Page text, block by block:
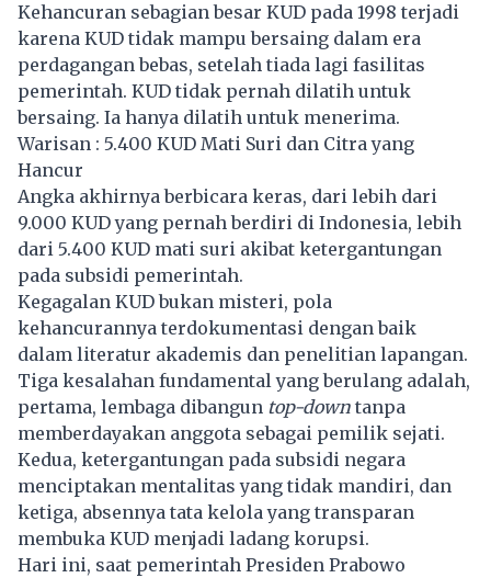
Kehancuran sebagian besar KUD pada 1998 terjadi
karena KUD tidak mampu bersaing dalam era
perdagangan bebas, setelah tiada lagi fasilitas
pemerintah. KUD tidak pernah dilatih untuk
bersaing. Ia hanya dilatih untuk menerima.
Warisan : 5.400 KUD Mati Suri dan Citra yang
Hancur
Angka akhirnya berbicara keras, dari lebih dari
9.000 KUD yang pernah berdiri di Indonesia, lebih
dari 5.400 KUD mati suri akibat ketergantungan
pada subsidi pemerintah.
Kegagalan KUD bukan misteri, pola
kehancurannya terdokumentasi dengan baik
dalam literatur akademis dan penelitian lapangan.
Tiga kesalahan fundamental yang berulang adalah,
pertama, lembaga dibangun top-down tanpa
memberdayakan anggota sebagai pemilik sejati.
Kedua, ketergantungan pada subsidi negara
menciptakan mentalitas yang tidak mandiri, dan
ketiga, absennya tata kelola yang transparan
membuka KUD menjadi ladang korupsi.
Hari ini, saat pemerintah Presiden Prabowo